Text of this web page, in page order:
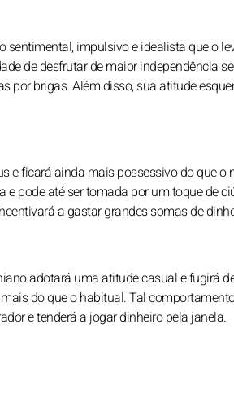
sentimental, impulsivo e idealista que o
de desfrutar de maior independência
por brigas. Além disso, sua atitude
e ficará ainda mais possessivo do que
e pode até ser tomada por um toque de
a gastar grandes somas de
adotará uma atitude casual e fugirá
do que o habitual. Tal
e tenderá a jogar dinheiro pela janela.